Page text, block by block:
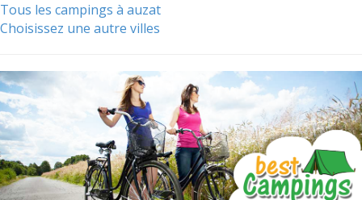
Tous les campings à auzat
Choisissez une autre villes